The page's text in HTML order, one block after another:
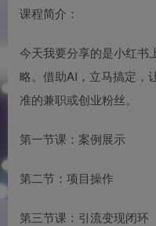
课程简介：
今天我要分享的是小红书
略。借助AI，立马搞定，
准的兼职或创业粉丝。
第一节课：案例展示
第二节：项目操作
第三节课：引流变现闭环